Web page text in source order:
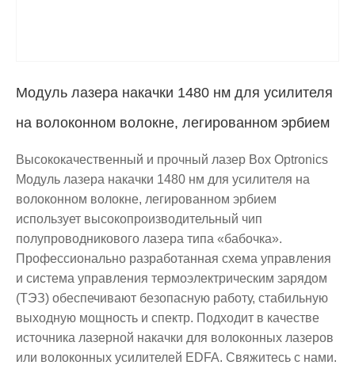
Модуль лазера накачки 1480 нм для усилителя
на волоконном волокне, легированном эрбием
Высококачественный и прочный лазер Box Optronics
Модуль лазера накачки 1480 нм для усилителя на
волоконном волокне, легированном эрбием
использует высокопроизводительный чип
полупроводникового лазера типа «бабочка».
Профессионально разработанная схема управления
и система управления термоэлектрическим зарядом
(ТЭЗ) обеспечивают безопасную работу, стабильную
выходную мощность и спектр. Подходит в качестве
источника лазерной накачки для волоконных лазеров
или волоконных усилителей EDFA. Свяжитесь с нами.